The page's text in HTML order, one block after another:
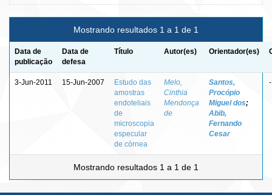
Mostrando resultados 1 a 1 de 1
Data de
publicação
Data de
defesa
Título Autor(es) Orientador(es)
3-Jun-2011 15-Jun-2007
Estudo das
amostras
endoteliais
de
microscopia
especular
de córnea
Melo,
Cinthia
Mendonça
de
Santos,
Procópio
Miguel dos;
Abib,
Fernando
Cesar
-
Mostrando resultados 1 a 1 de 1